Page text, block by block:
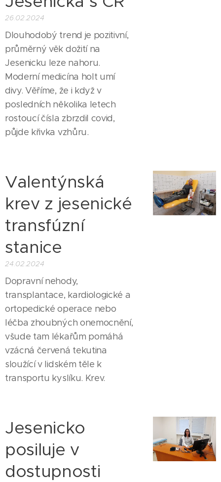
26.02.2024
Dlouhodobý trend je pozitivní,
průměrný věk dožití na
Jesenicku leze nahoru.
Moderní medicína holt umí
divy. Věříme, že i když v
posledních několika letech
rostoucí čísla zbrzdil covid,
půjde křivka vzhůru.
Valentýnská
krev z jesenické
transfúzní
stanice
24.02.2024
Dopravní nehody,
transplantace, kardiologické a
ortopedické operace nebo
léčba zhoubných onemocnění,
všude tam lékařům pomáhá
vzácná červená tekutina
sloužící v lidském těle k
transportu kyslíku. Krev.
Jesenicko
posiluje v
dostupnosti